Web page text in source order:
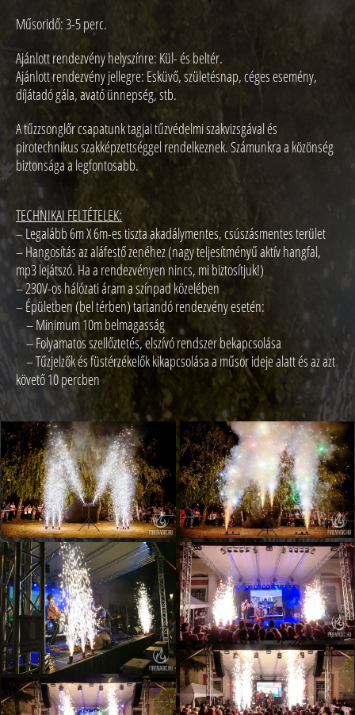
Műsoridő: 3-5 perc.
Ajánlott rendezvény helyszínre: Kül- és beltér.
Ajánlott rendezvény jellegre: Esküvő, születésnap, céges esemény,
díjátadó gála, avató ünnepség, stb.
A tűzzsonglőr csapatunk tagjai tűzvédelmi szakvizsgával és
pirotechnikus szakképzettséggel rendelkeznek. Számunkra a közönség
biztonsága a legfontosabb.
TECHNIKAI FELTÉTELEK:
– Legalább 6m X 6m-es tiszta akadálymentes, csúszásmentes terület
– Hangosítás az aláfestő zenéhez (nagy teljesítményű aktív hangfal,
mp3 lejátszó. Ha a rendezvényen nincs, mi biztosítjuk!)
– 230V-os hálózati áram a színpad közelében
– Épületben (bel térben) tartandó rendezvény esetén:
– Minimum 10m belmagasság
– Folyamatos szellőztetés, elszívó rendszer bekapcsolása
– Tűzjelzők és füstérzékelők kikapcsolása a műsor ideje alatt és az azt
követő 10 percben